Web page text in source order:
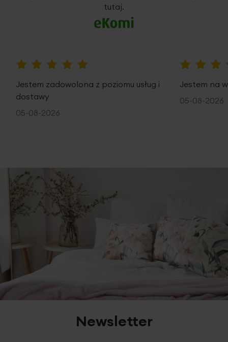
tutaj.
Jestem zadowolona z poziomu usług i
dostawy
05-08-2026
Jestem na
05-08-2026
Newsletter